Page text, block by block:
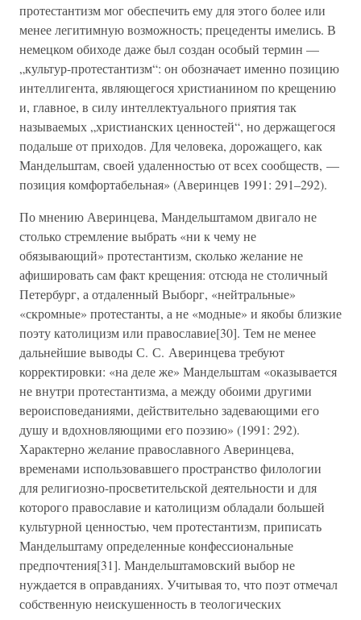
протестантизм мог обеспечить ему для этого более или
менее легитимную возможность; прецеденты имелись. В
немецком обиходе даже был создан особый термин —
„культур-протестантизм“: он обозначает именно позицию
интеллигента, являющегося христианином по крещению
и, главное, в силу интеллектуального приятия так
называемых „христианских ценностей“, но держащегося
подальше от приходов. Для человека, дорожащего, как
Мандельштам, своей удаленностью от всех сообществ, —
позиция комфортабельная» (Аверинцев 1991: 291–292).
По мнению Аверинцева, Мандельштамом двигало не
столько стремление выбрать «ни к чему не
обязывающий» протестантизм, сколько желание не
афишировать сам факт крещения: отсюда не столичный
Петербург, а отдаленный Выборг, «нейтральные»
«скромные» протестанты, а не «модные» и якобы близкие
поэту католицизм или православие[30]. Тем не менее
дальнейшие выводы С. С. Аверинцева требуют
корректировки: «на деле же» Мандельштам «оказывается
не внутри протестантизма, а между обоими другими
вероисповеданиями, действительно задевающими его
душу и вдохновляющими его поэзию» (1991: 292).
Характерно желание православного Аверинцева,
временами использовавшего пространство филологии
для религиозно-просветительской деятельности и для
которого православие и католицизм обладали большей
культурной ценностью, чем протестантизм, приписать
Мандельштаму определенные конфессиональные
предпочтения[31]. Мандельштамовский выбор не
нуждается в оправданиях. Учитывая то, что поэт отмечал
собственную неискушенность в теологических